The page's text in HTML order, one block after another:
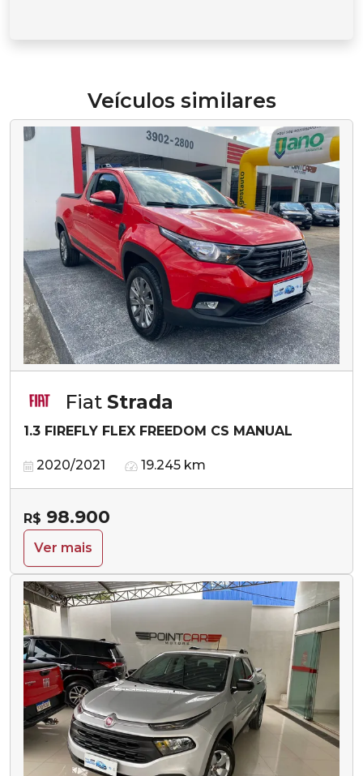
Veículos similares
Fiat Strada
1.3 FIREFLY FLEX FREEDOM CS MANUAL
2020/2021 19.245 km
R$ 98.900
Ver mais